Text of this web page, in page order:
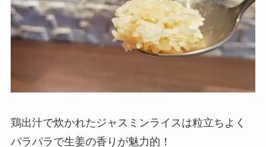
鶏出汁で炊かれたジャスミンライスは粒立ちよく
パラパラで生姜の香りが魅力的！